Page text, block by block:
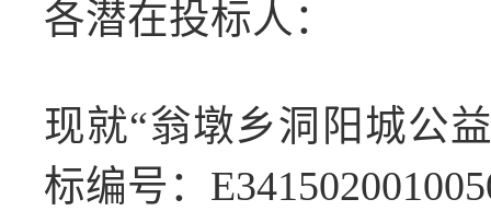
各潜在投标人：
现就“翁墩乡洞阳城公
标编号：